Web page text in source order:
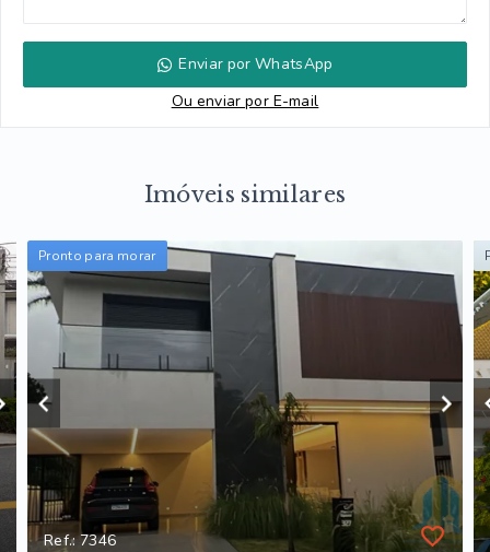
Enviar por WhatsApp
Ou enviar por E-mail
Imóveis similares
Pronto para morar
Ref.: 7346